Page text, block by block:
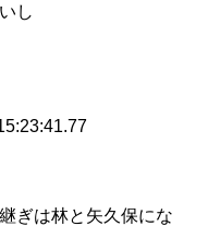
し
ぎは林と矢久保にな